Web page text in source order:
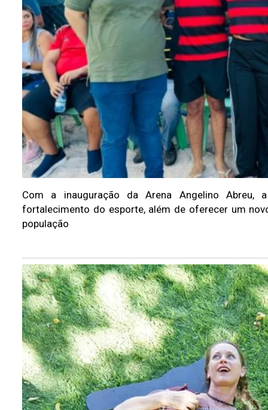
Com a inauguração da Arena Angelino
fortalecimento do esporte, além de oferecer um
população